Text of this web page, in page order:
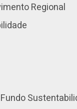
Regional